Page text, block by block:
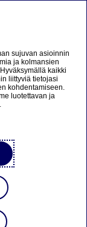
en lignende
sujuvan asioinnin
ja kolmansien
kaikki
liittyviä tietojasi
kohdentamiseen.
luotettavan ja